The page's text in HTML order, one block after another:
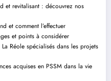
et revitalisant : découvrez nos
et comment l’effectuer
et points à considérer
Réole spécialisés dans les projets
acquises en PSSM dans la vie